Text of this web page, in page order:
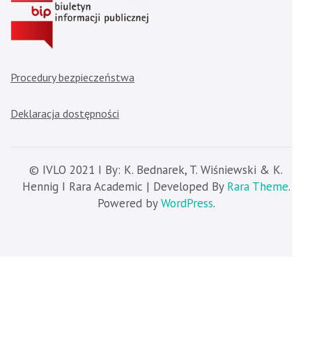
Procedury bezpieczeństwa
Deklaracja dostępności
© IVLO 2021 I By: K. Bednarek, T. Wiśniewski & K.
Hennig I Rara Academic | Developed By Rara Theme.
Powered byWordPress.